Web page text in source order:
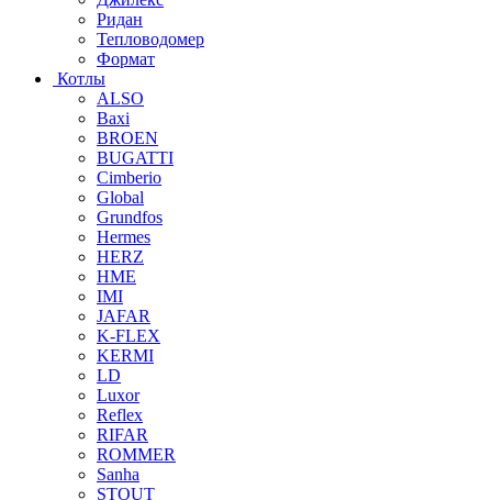
Ридан
Тепловодомер
Формат
Котлы
ALSO
Baxi
BROEN
BUGATTI
Cimberio
Global
Grundfos
Hermes
HERZ
HME
IMI
JAFAR
K-FLEX
KERMI
LD
Luxor
Reflex
RIFAR
ROMMER
Sanha
STOUT